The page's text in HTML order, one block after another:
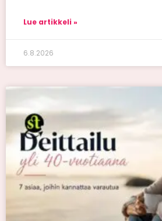
Lue artikkeli »
6.8.2026